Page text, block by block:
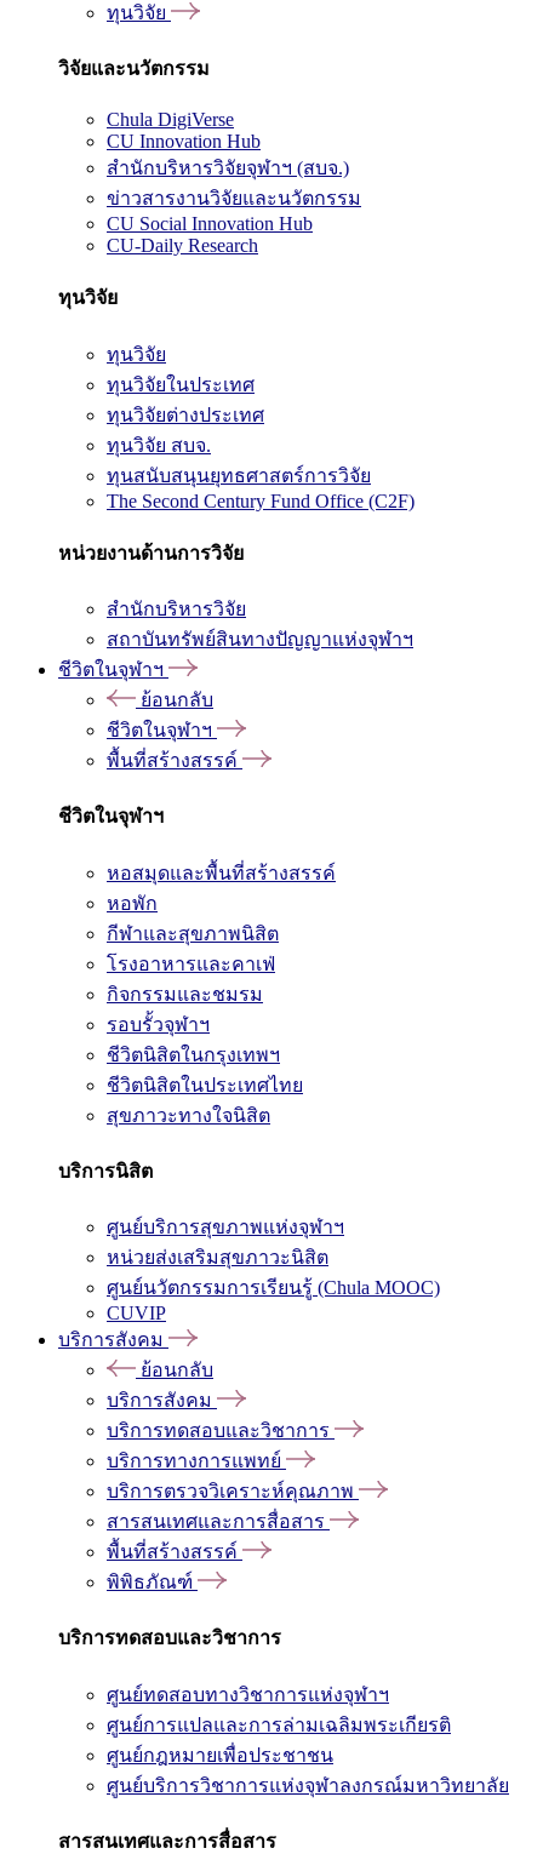
ทุนวิจัย
วิจัยและนวัตกรรม
Chula DigiVerse
CU Innovation Hub
สำนักบริหารวิจัยจุฬาฯ (สบจ.)
ข่าวสารงานวิจัยและนวัตกรรม
CU Social Innovation Hub
CU-Daily Research
ทุนวิจัย
ทุนวิจัย
ทุนวิจัยในประเทศ
ทุนวิจัยต่างประเทศ
ทุนวิจัย สบจ.
ทุนสนับสนุนยุทธศาสตร์การวิจัย
The Second Century Fund Office (C2F)
หน่วยงานด้านการวิจัย
สำนักบริหารวิจัย
สถาบันทรัพย์สินทางปัญญาแห่งจุฬาฯ
ชีวิตในจุฬาฯ
ย้อนกลับ
ชีวิตในจุฬาฯ
พื้นที่สร้างสรรค์
ชีวิตในจุฬาฯ
หอสมุดและพื้นที่สร้างสรรค์
หอพัก
กีฬาและสุขภาพนิสิต
โรงอาหารและคาเฟ่
กิจกรรมและชมรม
รอบรั้วจุฬาฯ
ชีวิตนิสิตในกรุงเทพฯ
ชีวิตนิสิตในประเทศไทย
สุขภาวะทางใจนิสิต
บริการนิสิต
ศูนย์บริการสุขภาพแห่งจุฬาฯ
หน่วยส่งเสริมสุขภาวะนิสิต
ศูนย์นวัตกรรมการเรียนรู้ (Chula MOOC)
CUVIP
บริการสังคม
ย้อนกลับ
บริการสังคม
บริการทดสอบและวิชาการ
บริการทางการแพทย์
บริการตรวจวิเคราะห์คุณภาพ
สารสนเทศและการสื่อสาร
พื้นที่สร้างสรรค์
พิพิธภัณฑ์
บริการทดสอบและวิชาการ
ศูนย์ทดสอบทางวิชาการแห่งจุฬาฯ
ศูนย์การแปลและการล่ามเฉลิมพระเกียรติ
ศูนย์กฎหมายเพื่อประชาชน
ศูนย์บริการวิชาการแห่งจุฬาลงกรณ์มหาวิทยาลัย
สารสนเทศและการสื่อสาร